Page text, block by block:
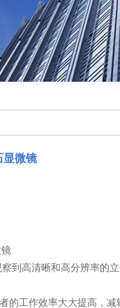
显微镜
到高清晰和高分辨率的
的工作效率大大提高，减